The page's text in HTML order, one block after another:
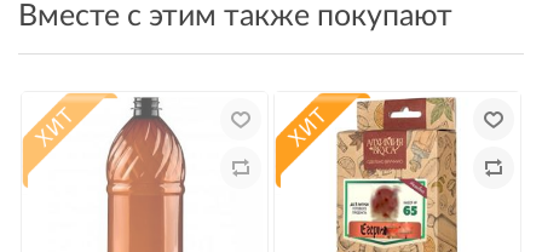
Вместе с этим также покупают